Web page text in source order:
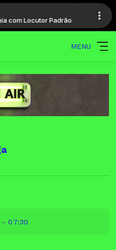
com Locutor Padrão
Parte 05
MENU
- 07:30